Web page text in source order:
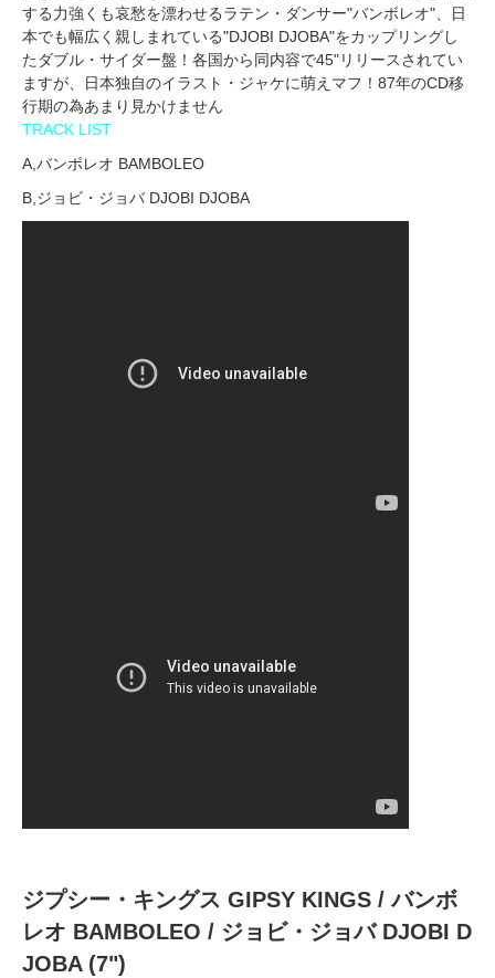
する力強くも哀愁を漂わせるラテン・ダンサー"バンボレオ"、日
本でも幅広く親しまれている"DJOBI DJOBA"をカップリングし
たダブル・サイダー盤！各国から同内容で45"リリースされてい
ますが、日本独自のイラスト・ジャケに萌えマフ！87年のCD移
行期の為あまり見かけません
TRACK LIST
A,バンボレオ BAMBOLEO
B,ジョビ・ジョバ DJOBI DJOBA
ジプシー・キングス GIPSY KINGS / バンボ
レオ BAMBOLEO / ジョビ・ジョバ DJOBI D
JOBA (7")